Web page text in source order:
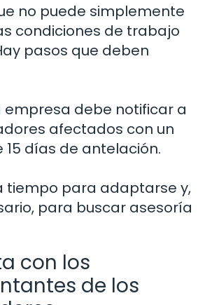
no puede simplemente
condiciones de trabajo
pasos que deben
empresa debe notificar a
afectados con un
15 días de antelación.
tiempo para adaptarse y,
para buscar asesoría
con los
de los